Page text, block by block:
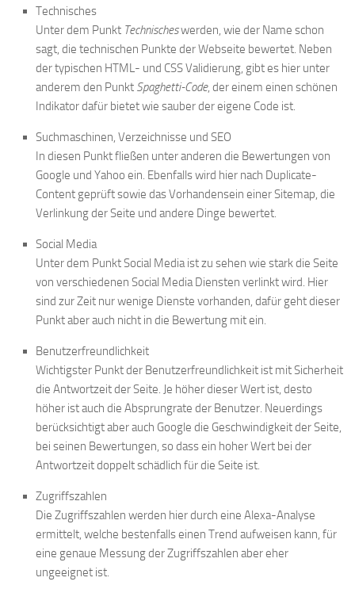
Technisches
Unter dem Punkt Technischeswerden, wie der Name schon
sagt, die technischen Punkte der Webseite bewertet. Neben
der typischen HTML- und CSS Validierung, gibt es hier unter
anderem den Punkt Spaghetti-Code, der einem einen schönen
Indikator dafür bietet wie sauber der eigene Code ist.
Suchmaschinen, Verzeichnisse und SEO
In diesen Punkt fließen unter anderen die Bewertungen von
Google und Yahoo ein. Ebenfalls wird hier nach Duplicate-
Content geprüft sowie das Vorhandensein einer Sitemap, die
Verlinkung der Seite und andere Dinge bewertet.
Social Media
Unter dem Punkt Social Media ist zu sehen wie stark die Seite
von verschiedenen Social Media Diensten verlinkt wird. Hier
sind zur Zeit nur wenige Dienste vorhanden, dafür geht dieser
Punkt aber auch nicht in die Bewertung mit ein.
Benutzerfreundlichkeit
Wichtigster Punkt der Benutzerfreundlichkeit ist mit Sicherheit
die Antwortzeit der Seite. Je höher dieser Wert ist, desto
höher ist auch die Absprungrate der Benutzer. Neuerdings
berücksichtigt aber auch Google die Geschwindigkeit der Seite,
bei seinen Bewertungen, so dass ein hoher Wert bei der
Antwortzeit doppelt schädlich für die Seite ist.
Zugriffszahlen
Die Zugriffszahlen werden hier durch eine Alexa-Analyse
ermittelt, welche bestenfalls einen Trend aufweisen kann, für
eine genaue Messung der Zugriffszahlen aber eher
ungeeignet ist.